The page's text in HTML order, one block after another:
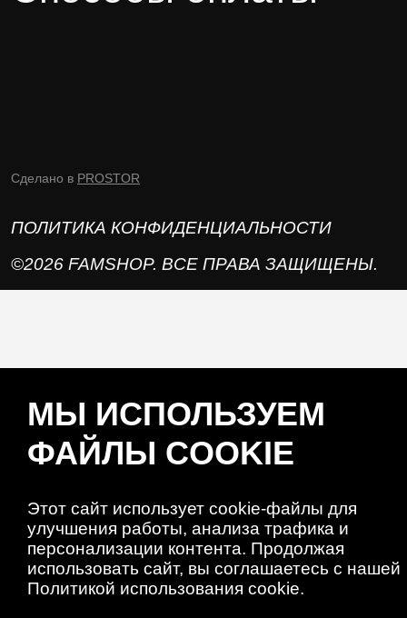
Сделано в PROSTOR
ПОЛИТИКА КОНФИДЕНЦИАЛЬНОСТИ
©2026 FAMSHOP. ВСЕ ПРАВА ЗАЩИЩЕНЫ.
МЫ ИСПОЛЬЗУЕМ
ФАЙЛЫ COOKIE
Этот сайт использует cookie-файлы для
улучшения работы, анализа трафика и
персонализации контента. Продолжая
использовать сайт, вы соглашаетесь с нашей
Политикой использования cookie.